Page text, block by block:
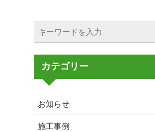
カテゴリー
お知らせ
施工事例